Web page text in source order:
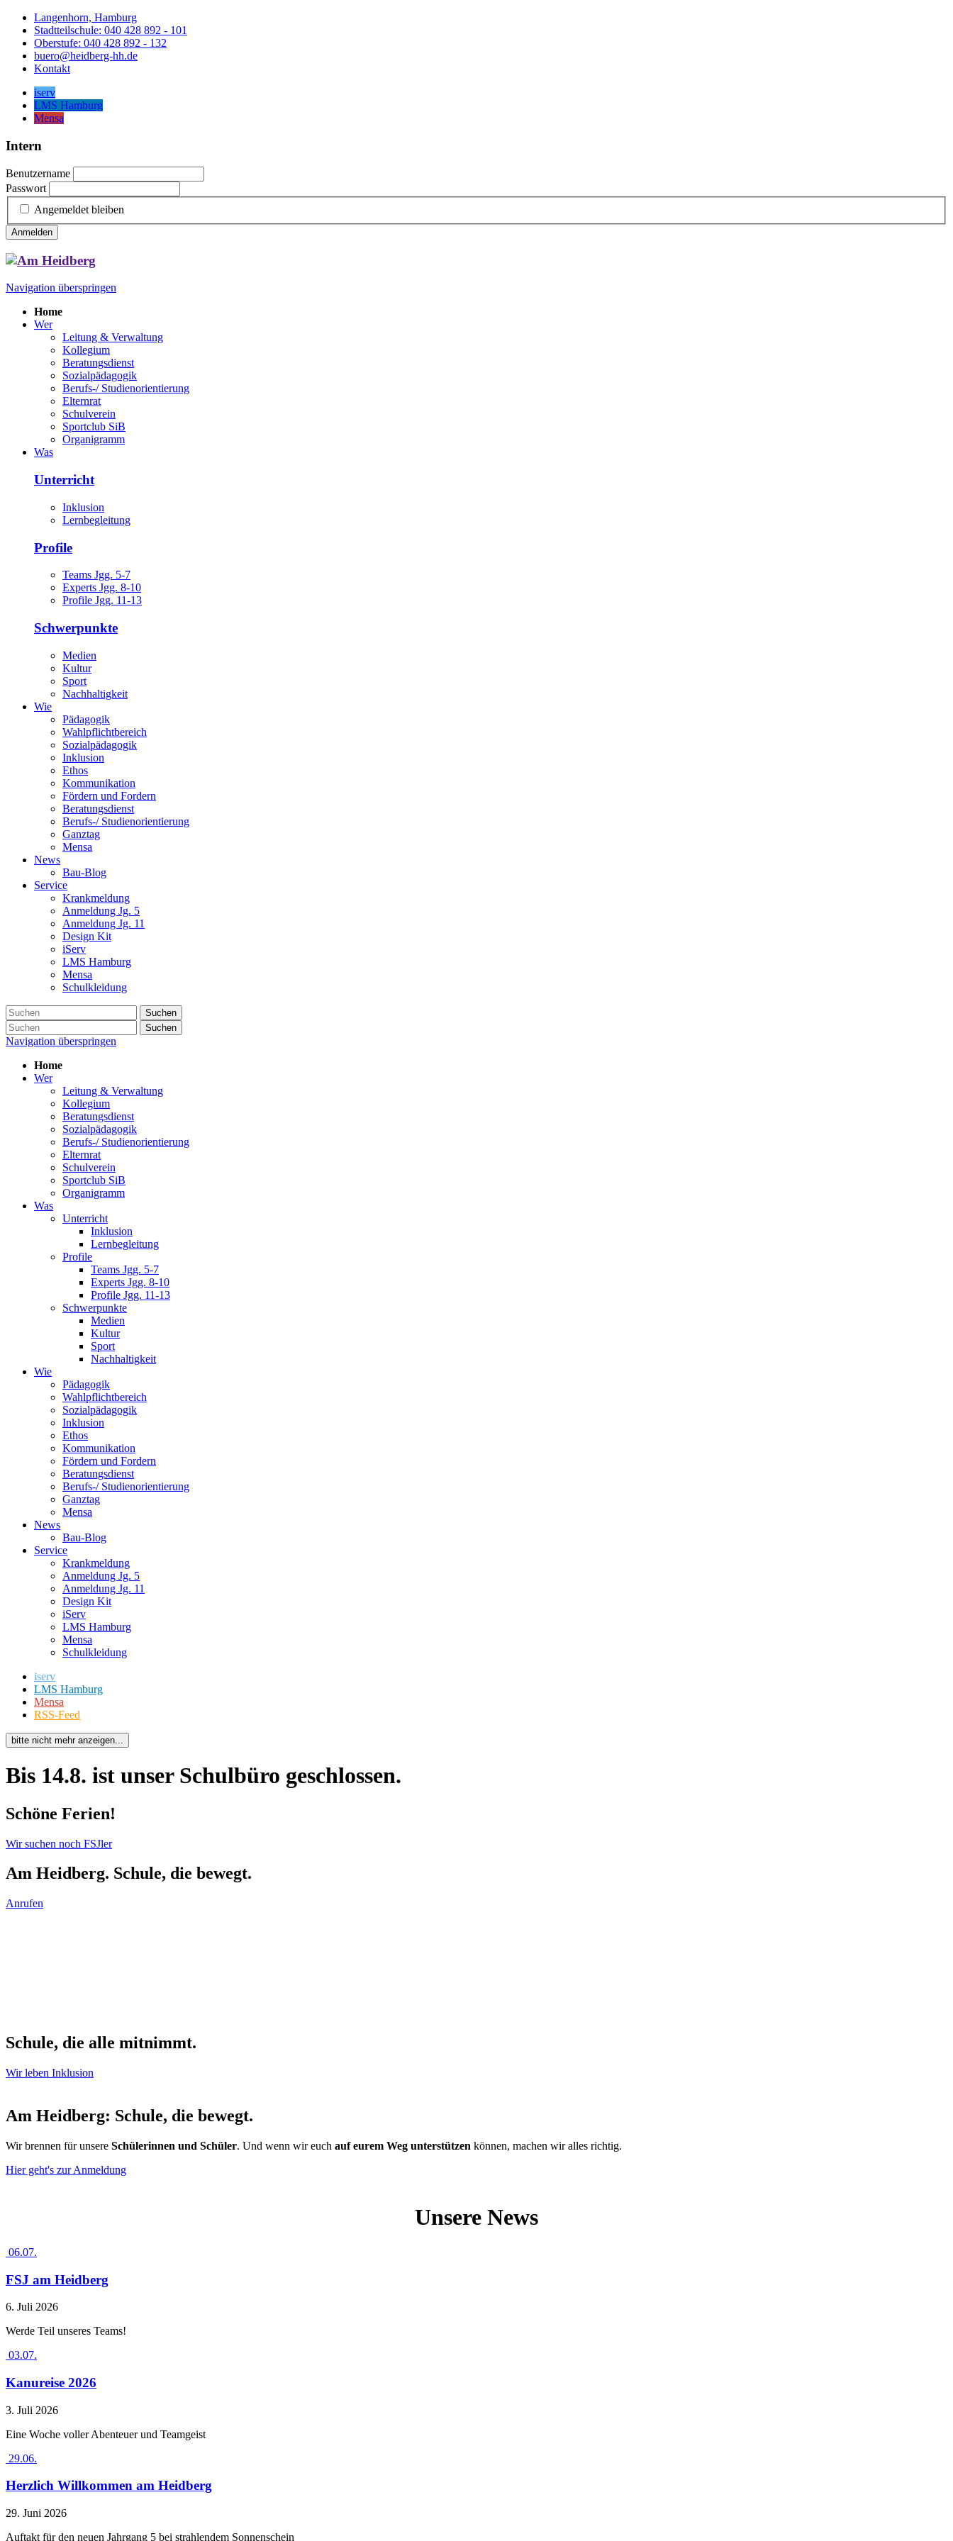
Langenhorn, Hamburg
Stadtteilschule: 040 428 892 - 101
Oberstufe: 040 428 892 - 132
buero@heidberg-hh.de
Kontakt
iserv
LMS Hamburg
Mensa
Intern
Benutzername
Passwort
Angemeldet bleiben
Anmelden
Navigation überspringen
Home
Wer
Leitung & Verwaltung
Kollegium
Beratungsdienst
Sozialpädagogik
Berufs-/ Studienorientierung
Elternrat
Schulverein
Sportclub SiB
Organigramm
Was
Unterricht
Inklusion
Lernbegleitung
Profile
Teams Jgg. 5-7
Experts Jgg. 8-10
Profile Jgg. 11-13
Schwerpunkte
Medien
Kultur
Sport
Nachhaltigkeit
Wie
Pädagogik
Wahlpflichtbereich
Sozialpädagogik
Inklusion
Ethos
Kommunikation
Fördern und Fordern
Beratungsdienst
Berufs-/ Studienorientierung
Ganztag
Mensa
News
Bau-Blog
Service
Krankmeldung
Anmeldung Jg. 5
Anmeldung Jg. 11
Design Kit
iServ
LMS Hamburg
Mensa
Schulkleidung
Suchen
Suchen
Navigation überspringen
Home
Wer
Leitung & Verwaltung
Kollegium
Beratungsdienst
Sozialpädagogik
Berufs-/ Studienorientierung
Elternrat
Schulverein
Sportclub SiB
Organigramm
Was
Unterricht
Inklusion
Lernbegleitung
Profile
Teams Jgg. 5-7
Experts Jgg. 8-10
Profile Jgg. 11-13
Schwerpunkte
Medien
Kultur
Sport
Nachhaltigkeit
Wie
Pädagogik
Wahlpflichtbereich
Sozialpädagogik
Inklusion
Ethos
Kommunikation
Fördern und Fordern
Beratungsdienst
Berufs-/ Studienorientierung
Ganztag
Mensa
News
Bau-Blog
Service
Krankmeldung
Anmeldung Jg. 5
Anmeldung Jg. 11
Design Kit
iServ
LMS Hamburg
Mensa
Schulkleidung
iserv
LMS Hamburg
Mensa
RSS-Feed
bitte nicht mehr anzeigen...
Bis 14.8. ist unser Schulbüro geschlossen.
Schöne Ferien!
Wir suchen noch FSJler
Am Heidberg. Schule, die bewegt.
Anrufen
Schule, die alle mitnimmt.
Wir leben Inklusion
Am Heidberg: Schule, die bewegt.
Wir brennen für unsere Schülerinnen und Schüler. Und wenn wir euch auf eurem Weg unterstützen können, machen wir alles richtig.
Hier geht's zur Anmeldung
Unsere News
06.07.
FSJ am Heidberg
6. Juli 2026
Werde Teil unseres Teams!
03.07.
Kanureise 2026
3. Juli 2026
Eine Woche voller Abenteuer und Teamgeist
29.06.
Herzlich Willkommen am Heidberg
29. Juni 2026
Auftakt für den neuen Jahrgang 5 bei strahlendem Sonnenschein